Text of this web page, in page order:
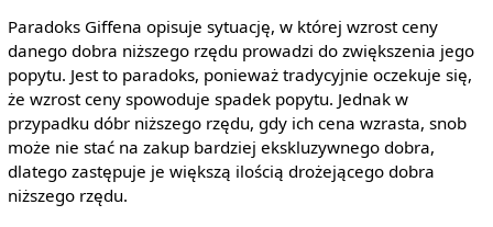
Paradoks Giffena opisuje sytuację, w której wzrost ceny
danego dobra niższego rzędu prowadzi do zwiększenia jego
popytu. Jest to paradoks, ponieważ tradycyjnie oczekuje się,
że wzrost ceny spowoduje spadek popytu. Jednak w
przypadku dóbr niższego rzędu, gdy ich cena wzrasta, snob
może nie stać na zakup bardziej ekskluzywnego dobra,
dlatego zastępuje je większą ilością drożejącego dobra
niższego rzędu.